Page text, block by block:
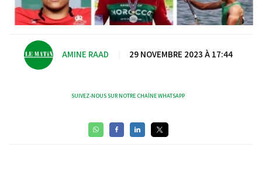
AMINE RAAD 29 NOVEMBRE 2023 À 17:44
SUIVEZ-NOUS SUR NOTRE CHAÎNE WHATSAPP